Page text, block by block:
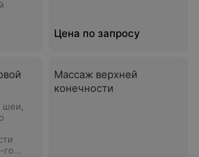
Цена по запросу
шеи,
го
Массаж верхней
конечности